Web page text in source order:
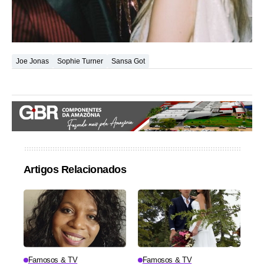
Joe Jonas Sophie Turner Sansa Got
Artigos Relacionados
Famosos & TV Famosos & TV